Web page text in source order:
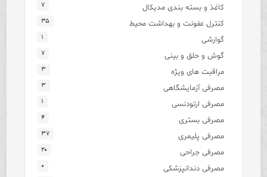
کاغذ و بسته بندی مدیکال ۷
کنترل عفونت و بهداشت محیط ۳۵
گوارشی ۱
گوش و حلق و بینی ۷
مراقبت های ویژه ۳
مصرفی آزمایشگاهی ۳
مصرفی ارتودنسی ۱
مصرفی بستری ۴
مصرفی پلیمری ۳۷
مصرفی جراحی ۲۰
مصرفی دندانپزشکی ۰